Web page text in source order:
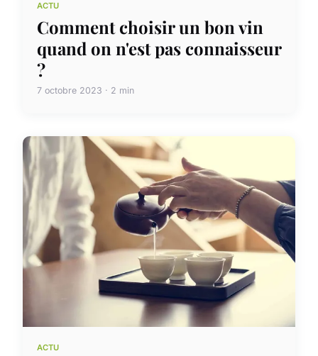
ACTU
Comment choisir un bon vin
quand on n'est pas connaisseur
?
7 octobre 2023 · 2 min
ACTU